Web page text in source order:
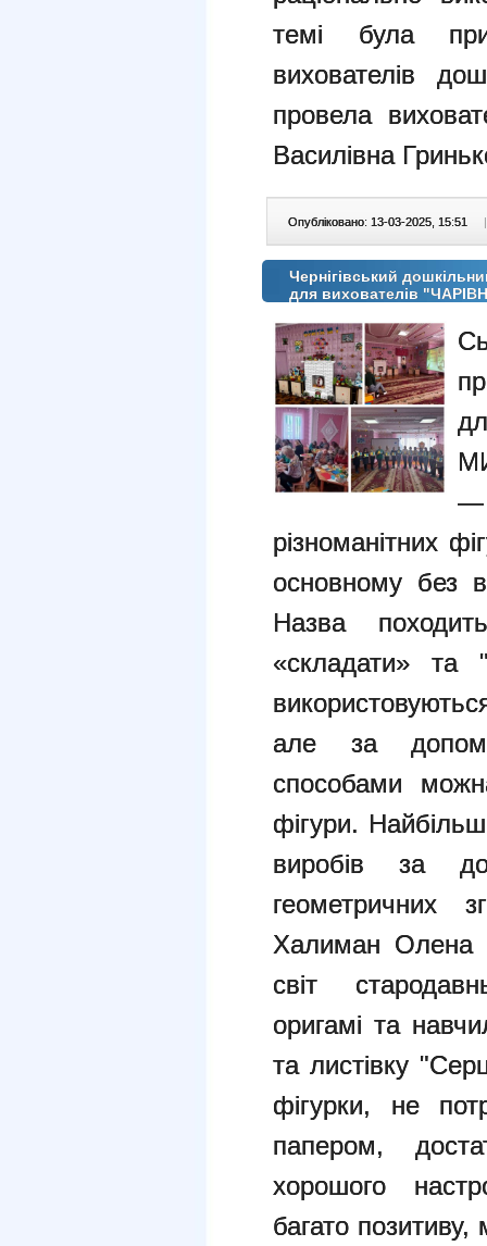
темі була
вихователів
провела
Василівна
Опубліковано: 13-03-2025, 15:51 |
Чернігівський
для вихователів
—
різноманітних
основному без
Назва
«складати» та
але за
способами
фігури.
виробів за
геометричних
Халиман Олена
світ
оригамі та
та листівку
фігурки, не
папером,
хорошого
багато